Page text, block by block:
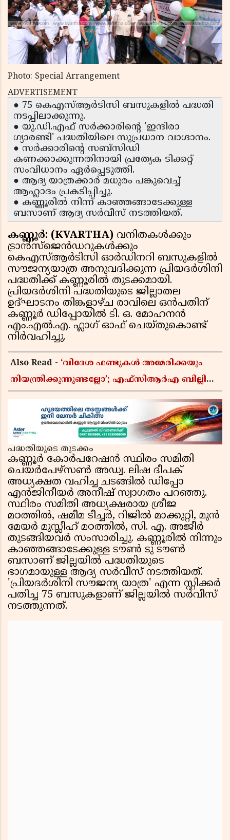
Photo: Special Arrangement
ADVERTISEMENT
● 75 കെഎസ്ആർടിസി ബസുകളിൽ പദ്ധതി
നടപ്പിലാക്കുന്നു.
● യു.ഡി.എഫ് സർക്കാരിന്റെ 'ഇന്ദിരാ
ഗ്യാരണ്ടി' പദ്ധതിയിലെ സുപ്രധാന വാഗ്ദാനം.
● സർക്കാരിന്റെ സബ്സിഡി
കണക്കാക്കുന്നതിനായി പ്രത്യേക ടിക്കറ്റ്
സംവിധാനം ഏർപ്പെടുത്തി.
● ആദ്യ യാത്രക്കാർ മധുരം പങ്കുവെച്ച്
ആഹ്ലാദം പ്രകടിപ്പിച്ചു.
● കണ്ണൂരിൽ നിന്ന് കാഞ്ഞങ്ങാടേക്കുള്ള
ബസാണ് ആദ്യ സർവീസ് നടത്തിയത്.
കണ്ണൂർ: (KVARTHA) വനിതകൾക്കും
ട്രാൻസ്ജെൻഡറുകൾക്കും
കെഎസ്ആർടിസി ഓർഡിനറി ബസുകളിൽ
സൗജന്യയാത്ര അനുവദിക്കുന്ന പ്രിയദർശിനി
പദ്ധതിക്ക് കണ്ണൂരിൽ തുടക്കമായി.
പ്രിയദർശിനി പദ്ധതിയുടെ ജില്ലാതല
ഉദ്ഘാടനം തിങ്കളാഴ്ച രാവിലെ ഒൻപതിന്
കണ്ണൂർ ഡിപ്പോയിൽ ടി. ഒ. മോഹനൻ
എം.എൽ.എ. ഫ്ലാഗ് ഓഫ് ചെയ്തുകൊണ്ട്
നിർവഹിച്ചു.
Also Read - ‘വിദേശ ഫണ്ടുകൾ അമേരിക്കയും
നിയന്ത്രിക്കുന്നുണ്ടല്ലോ’; എഫ്സിആർഎ ബില്ലിലെ
പദ്ധതിയുടെ തുടക്കം
കണ്ണൂർ കോർപറേഷൻ സ്ഥിരം സമിതി
ചെയർപേഴ്സൺ അഡ്വ. ലിഷ ദീപക്
അധ്യക്ഷത വഹിച്ച ചടങ്ങിൽ ഡിപ്പോ
എൻജിനീയർ അനീഷ് സ്വാഗതം പറഞ്ഞു.
സ്ഥിരം സമിതി അധ്യക്ഷരായ ശ്രീജ
മഠത്തിൽ, ഷമീമ ടീച്ചർ, റിജിൽ മാക്കുറ്റി, മുൻ
മേയർ മുസ്ലീഹ് മഠത്തിൽ, സി. എ. അജീർ
തുടങ്ങിയവർ സംസാരിച്ചു. കണ്ണൂരിൽ നിന്നും
കാഞ്ഞങ്ങാടേക്കുള്ള ടൗൺ ടു ടൗൺ
ബസാണ് ജില്ലയിൽ പദ്ധതിയുടെ
ഭാഗമായുള്ള ആദ്യ സർവീസ് നടത്തിയത്.
'പ്രിയദർശിനി സൗജന്യ യാത്ര' എന്ന സ്റ്റിക്കർ
പതിച്ച 75 ബസുകളാണ് ജില്ലയിൽ സർവീസ്
നടത്തുന്നത്.